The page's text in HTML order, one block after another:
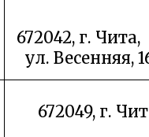
672042, г.
ул. Весенняя,
672049, г.